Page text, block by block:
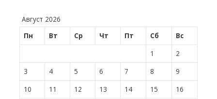
Август 2026
Пн
Вт Ср Чт Пт Сб Вс
1
2
3
4 5 6 7 8
9
10
11 12 13 14 15
16